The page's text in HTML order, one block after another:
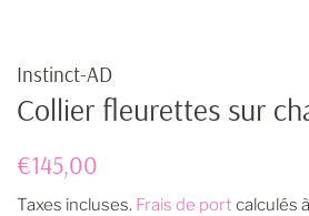
Instinct-AD
Collier fleurettes sur
Prix
€145,00
Taxes incluses. Frais de port calculés